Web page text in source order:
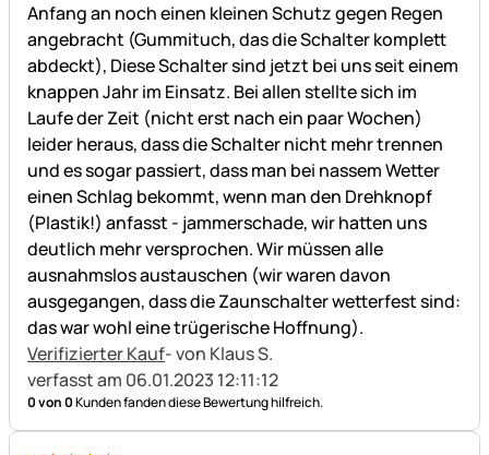
Anfang an noch einen kleinen Schutz gegen Regen
angebracht (Gummituch, das die Schalter komplett
abdeckt), Diese Schalter sind jetzt bei uns seit einem
knappen Jahr im Einsatz. Bei allen stellte sich im
Laufe der Zeit (nicht erst nach ein paar Wochen)
leider heraus, dass die Schalter nicht mehr trennen
und es sogar passiert, dass man bei nassem Wetter
einen Schlag bekommt, wenn man den Drehknopf
(Plastik!) anfasst - jammerschade, wir hatten uns
deutlich mehr versprochen. Wir müssen alle
ausnahmslos austauschen (wir waren davon
ausgegangen, dass die Zaunschalter wetterfest sind:
das war wohl eine trügerische Hoffnung).
Verifizierter Kauf- von Klaus S.
verfasst am 06.01.2023 12:11:12
0 von 0Kunden fanden diese Bewertung hilfreich.